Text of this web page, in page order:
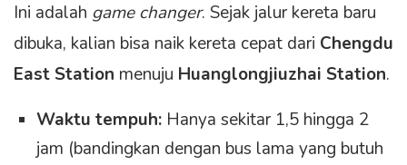
Ini adalah game changer. Sejak jalur kereta baru
dibuka, kalian bisa naik kereta cepat dari Chengdu
East Station menuju Huanglongjiuzhai Station.
Waktu tempuh: Hanya sekitar 1,5 hingga 2
jam (bandingkan dengan bus lama yang butuh